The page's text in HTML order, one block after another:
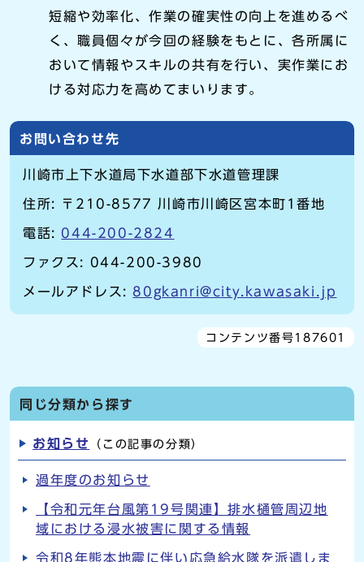
短縮や効率化、作業の確実性の向上を進めるべ
く、職員個々が今回の経験をもとに、各所属に
おいて情報やスキルの共有を行い、実作業にお
ける対応力を高めてまいります。
お問い合わせ先
川崎市上下水道局下水道部下水道管理課
住所: 〒210-8577 川崎市川崎区宮本町1番地
電話: 044-200-2824
ファクス: 044-200-3980
メールアドレス: 80gkanri@city.kawasaki.jp
コンテンツ番号187601
同じ分類から探す
お知らせ （この記事の分類）
過年度のお知らせ
【令和元年台風第19号関連】排水樋管周辺地
域における浸水被害に関する情報
令和8年熊本地震に伴い応急給水隊を派遣しま